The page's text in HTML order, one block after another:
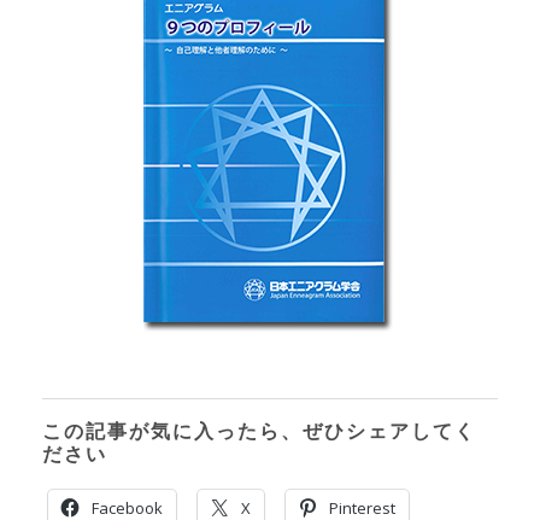
この記事が気に入ったら、ぜひシェアしてく
ださい
Facebook X Pinterest